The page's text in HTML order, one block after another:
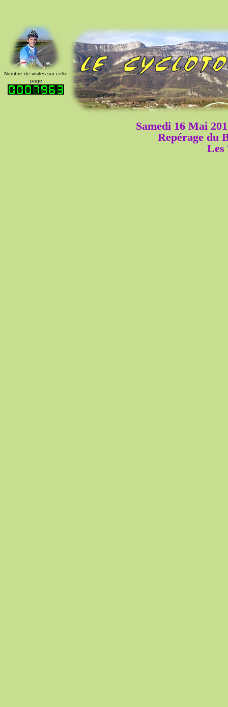
Nombre de visites sur cette
page
Samedi 16 Mai
Repérage du
Les